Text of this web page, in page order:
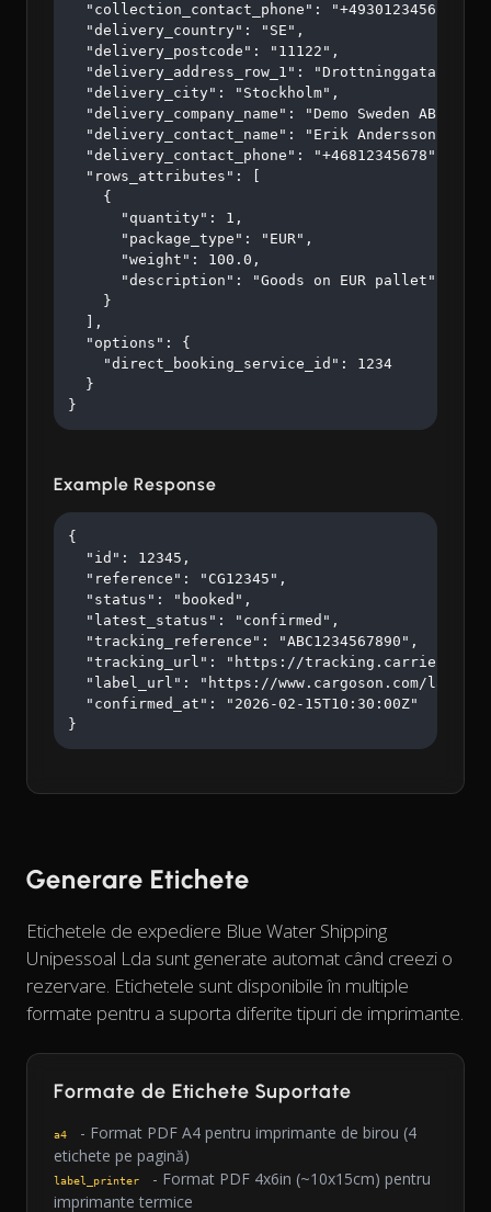
  "collection_contact_phone": "+4930123456",
  "delivery_country": "SE",
  "delivery_postcode": "11122",
  "delivery_address_row_1": "Drottninggatan 45",
  "delivery_city": "Stockholm",
  "delivery_company_name": "Demo Sweden AB",
  "delivery_contact_name": "Erik Andersson",
  "delivery_contact_phone": "+46812345678",
  "rows_attributes": [
    {
      "quantity": 1,
      "package_type": "EUR",
      "weight": 100.0,
      "description": "Goods on EUR pallet"
    }
  ],
  "options": {
    "direct_booking_service_id": 1234
  }
}
Example Response
{
  "id": 12345,
  "reference": "CG12345",
  "status": "booked",
  "latest_status": "confirmed",
  "tracking_reference": "ABC1234567890",
"tracking_url": "https://
"label_url": "https://www.cargoson.com/
  "confirmed_at": "2026-02-15T10:30:00Z"
}
Generare Etichete
Etichetele de expediere Blue Water Shipping
Unipessoal Lda sunt generate automat când creezi o
rezervare. Etichetele sunt disponibile în multiple
formate pentru a suporta diferite tipuri de imprimante.
Formate de Etichete Suportate
a4
- Format PDF A4 pentru imprimante de birou (4
etichete pe pagină)
label_printer
- Format PDF 4x6in (~10x15cm) pentru
imprimante termice